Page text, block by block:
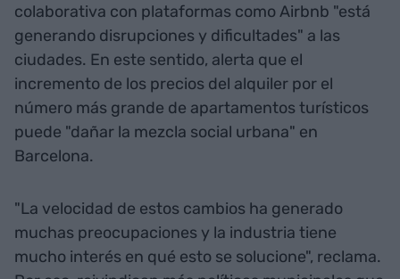
colaborativa con plataformas como Airbnb "está
generando disrupciones y dificultades" a las
ciudades. En este sentido, alerta que el
incremento de los precios del alquiler por el
número más grande de apartamentos turísticos
puede "dañar la mezcla social urbana" en
Barcelona.
"La velocidad de estos cambios ha generado
muchas preocupaciones y la industria tiene
mucho interés en qué esto se solucione", reclama.